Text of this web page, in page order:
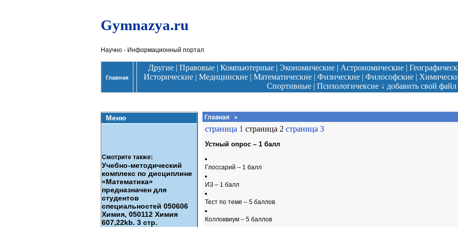
Gymnazya.ru
Научно - Информационный портал
Главная
Другие | Правовые | Компьютерные | Экономические | Астрономические |
Исторические| Медицинские| Математические| Физические| Философские|
Спортивные| Психологичексие↓ добавить свой файл
Меню
Смотрите также:
Учебно-методический
комплекс по дисциплине
«Математика»
предназначен для
студентов
специальностей 050606
Химия, 050112 Химия
607,22kb. 3 стр.
Главная »
страница 1 страница 2 страница 3
Устный опрос – 1 балл
Глоссарий – 1 балл
ИЗ – 1 балл
Тест по теме – 5 баллов
Коллоквиум – 5 баллов